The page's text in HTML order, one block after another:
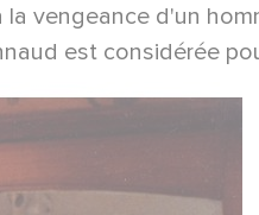
vengeance d'un
est considérée